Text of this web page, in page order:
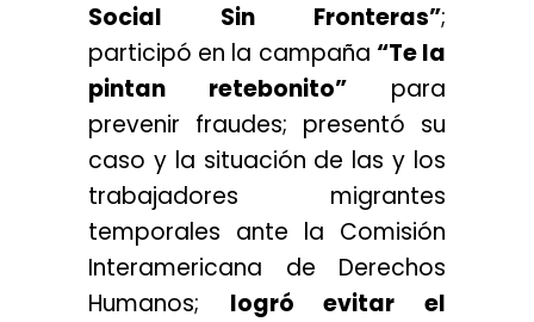
Social Sin Fronteras”;
participó en la campaña “Te la
pintan retebonito” para
prevenir fraudes; presentó su
caso y la situación de las y los
trabajadores migrantes
temporales ante la Comisión
Interamericana de Derechos
Humanos; logró evitar el